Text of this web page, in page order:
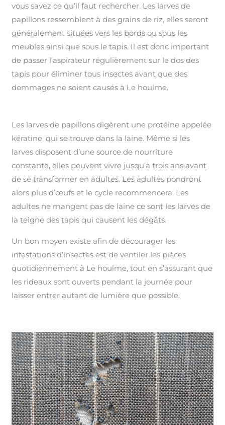
vous savez ce qu’il faut rechercher. Les larves de
papillons ressemblent à des grains de riz, elles seront
généralement situées vers les bords ou sous les
meubles ainsi que sous le tapis. Il est donc important
de passer l’aspirateur régulièrement sur le dos des
tapis pour éliminer tous insectes avant que des
dommages ne soient causés à Le houlme.
Les larves de papillons digèrent une protéine appelée
kératine, qui se trouve dans la laine. Même si les
larves disposent d’une source de nourriture
constante, elles peuvent vivre jusqu’à trois ans avant
de se transformer en adultes. Les adultes pondront
alors plus d’œufs et le cycle recommencera. Les
adultes ne mangent pas de laine ce sont les larves de
la teigne des tapis qui causent les dégâts.
Un bon moyen existe afin de décourager les
infestations d’insectes est de ventiler les pièces
quotidiennement à Le houlme, tout en s’assurant que
les rideaux sont ouverts pendant la journée pour
laisser entrer autant de lumière que possible.